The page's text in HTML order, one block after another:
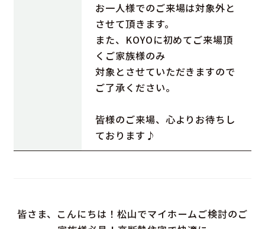
お一人様でのご来場は対象外と
させて頂きます。
また、KOYOに初めてご来場頂
くご家族様のみ
対象とさせていただきますので
ご了承ください。
皆様のご来場、心よりお待ちし
ております♪
皆さま、こんにちは！松山でマイホームご検討のご